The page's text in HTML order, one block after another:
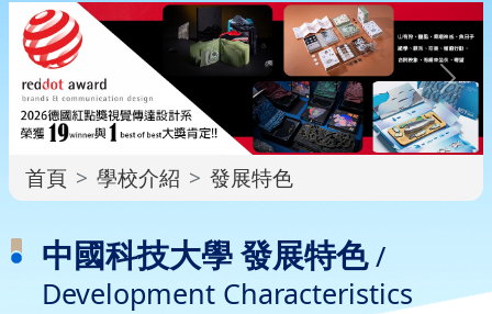
首頁 學校介紹
發展特色
中國科技大學 發展特色 /
Development Characteristics